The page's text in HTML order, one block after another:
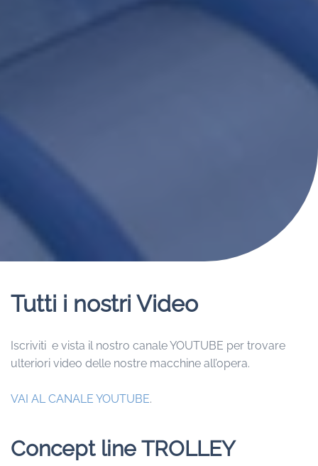
Tutti i nostri Video
Iscriviti e vista il nostro canale YOUTUBE per trovare
ulteriori video delle nostre macchine all’opera.
VAI AL CANALE YOUTUBE.
Concept line TROLLEY